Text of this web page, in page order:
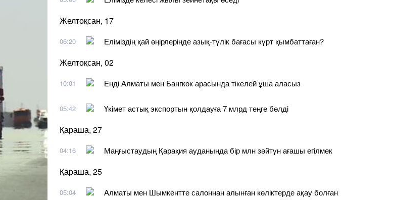
Желтоқсан, 17
06:20 Еліміздің қай өңірлерінде азық-түлік бағасы күрт қымбаттаған?
Желтоқсан, 02
10:01 Енді Алматы мен Бангкок арасында тікелей ұша аласыз
05:42 Үкімет астық экспортын қолдауға 7 млрд теңге бөлді
Қараша, 27
04:16 Маңғыстаудың Қарақия ауданында бір млн зәйтүн ағашы егілмек
Қараша, 25
05:04 Алматы мен Шымкентте салоннан алынған көліктерде ақау болған